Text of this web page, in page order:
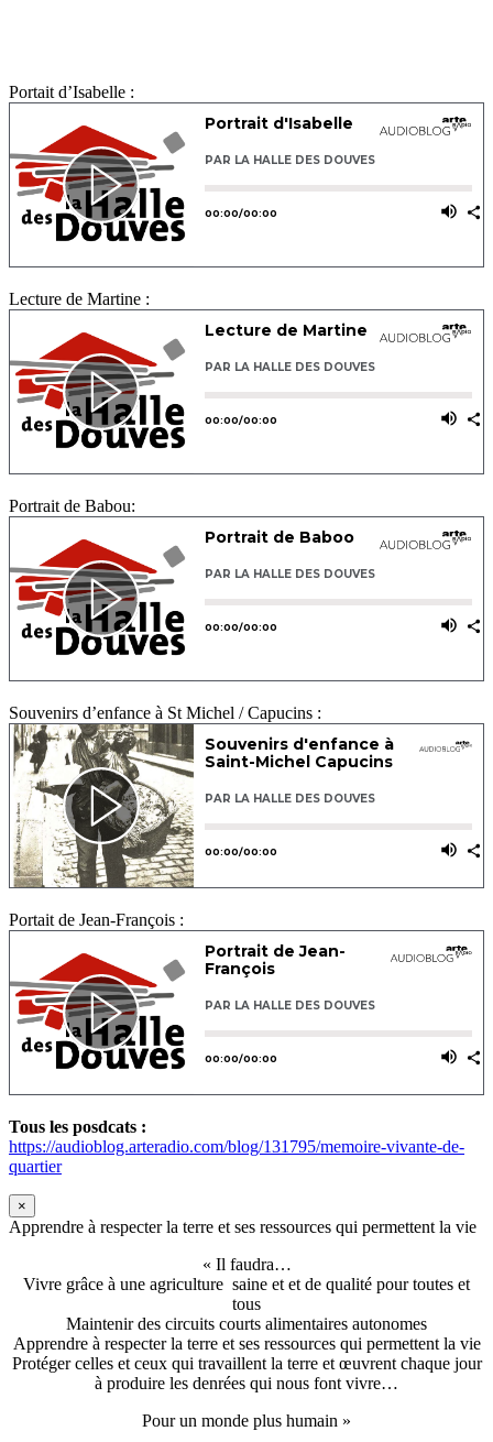
Portait d’Isabelle :
Lecture de Martine :
Portrait de Babou:
Souvenirs d’enfance à St Michel / Capucins :
Portait de Jean-François :
Tous les posdcats :
https://audioblog.arteradio.com/blog/131795/memoire-vivante-de-
quartier
×
Apprendre à respecter la terre et ses ressources qui permettent la vie
« Il faudra…
Vivre grâce à une agriculture saine et et de qualité pour toutes et
tous
Maintenir des circuits courts alimentaires autonomes
Apprendre à respecter la terre et ses ressources qui permettent la vie
Protéger celles et ceux qui travaillent la terre et œuvrent chaque jour
à produire les denrées qui nous font vivre…
Pour un monde plus humain »